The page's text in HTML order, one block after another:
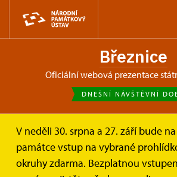
Březnice
oficiální webová prezentace
DNEŠNÍ NÁVŠTĚVNÍ
V neděli 30. srpna a 27. září bude
památce vstup na vybrané
okruhy zdarma. Bezplatnou
Březnice Akce Kdyby tisíc klarinetů